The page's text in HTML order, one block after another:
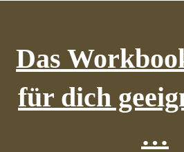
Das
für dich
…